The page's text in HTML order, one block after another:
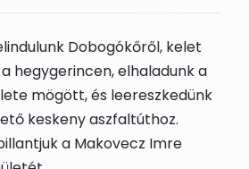
Dobogókőről, kelet
hegygerincen, elhaladunk a
mögött, és leereszkedünk
keskeny aszfaltúthoz.
a Makovecz Imre